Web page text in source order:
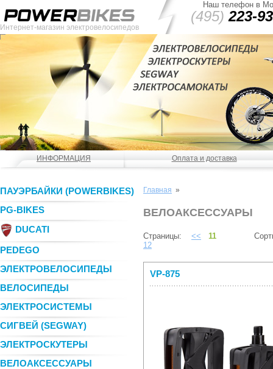
Интернет-магазин электровелосипедов
Наш телефон в
(495) 223-
ИНФОРМАЦИЯ Оплата и доставка
ПАУЭРБАЙКИ (POWERBIKES)
PG-BIKES
DUCATI
PEDEGO
ЭЛЕКТРОВЕЛОСИПЕДЫ
ВЕЛОСИПЕДЫ
ЭЛЕКТРОСИСТЕМЫ
СИГВЕЙ (SEGWAY)
ЭЛЕКТРОСКУТЕРЫ
ВЕЛОАКСЕССУАРЫ
Главная »
ВЕЛОАКСЕССУАРЫ
Страницы: <<
11
12
VP-875